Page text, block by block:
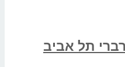
תל אביב